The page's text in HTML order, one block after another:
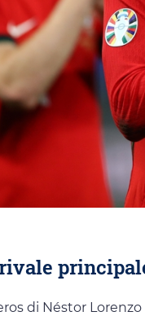
di Néstor